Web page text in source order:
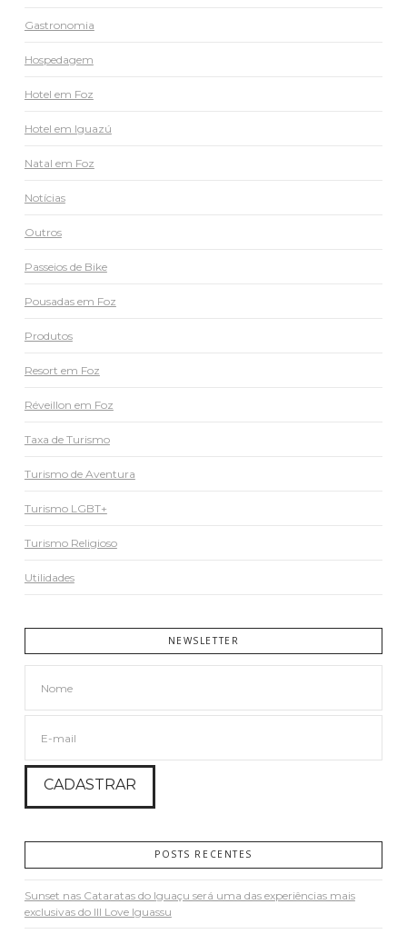
Gastronomia
Hospedagem
Hotel em Foz
Hotel em Iguazú
Natal em Foz
Notícias
Outros
Passeios de Bike
Pousadas em Foz
Produtos
Resort em Foz
Réveillon em Foz
Taxa de Turismo
Turismo de Aventura
Turismo LGBT+
Turismo Religioso
Utilidades
NEWSLETTER
POSTS RECENTES
Sunset nas Cataratas do Iguaçu será uma das experiências mais
exclusivas do III Love Iguassu